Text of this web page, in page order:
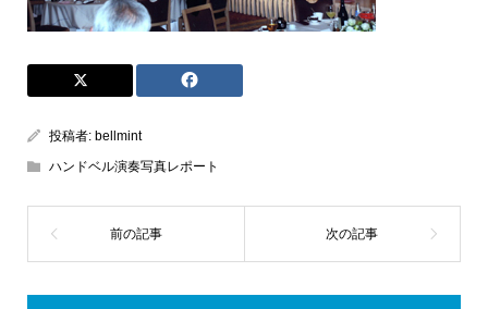
投稿者: bellmint
ハンドベル演奏写真レポート